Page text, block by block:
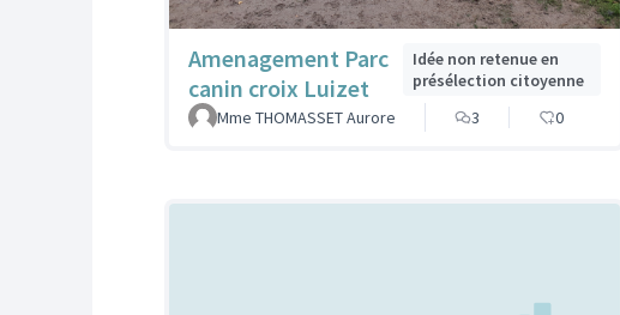
Amenagement Parc
canin croix Luizet
Idée non retenue en
présélection citoyenne
Mme THOMASSET Aurore
3 0